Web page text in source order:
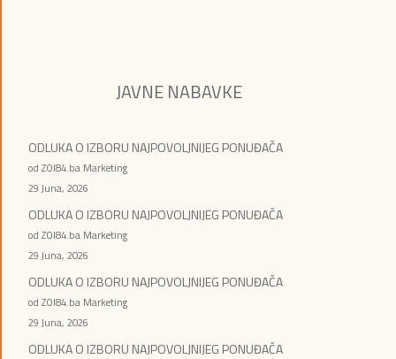
JAVNE NABAVKE
ODLUKA O IZBORU NAJPOVOLJNIJEG PONUĐAČA
od ZOI84.ba Marketing
29 Juna, 2026
ODLUKA O IZBORU NAJPOVOLJNIJEG PONUĐAČA
od ZOI84.ba Marketing
29 Juna, 2026
ODLUKA O IZBORU NAJPOVOLJNIJEG PONUĐAČA
od ZOI84.ba Marketing
29 Juna, 2026
ODLUKA O IZBORU NAJPOVOLJNIJEG PONUĐAČA